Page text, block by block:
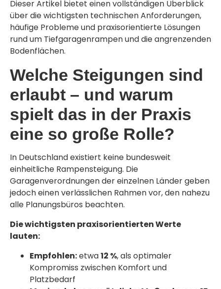
Dieser Artikel bietet einen vollständigen Überblick
über die wichtigsten technischen Anforderungen,
häufige Probleme und praxisorientierte Lösungen
rund um Tiefgaragenrampen und die angrenzenden
Bodenflächen.
Welche Steigungen sind
erlaubt – und warum
spielt das in der Praxis
eine so große Rolle?
In Deutschland existiert keine bundesweit
einheitliche Rampensteigung. Die
Garagenverordnungen der einzelnen Länder geben
jedoch einen verlässlichen Rahmen vor, den nahezu
alle Planungsbüros beachten.
Die wichtigsten praxisorientierten Werte
lauten:
Empfohlen:etwa12 %, als optimaler
Kompromiss zwischen Komfort und
Platzbedarf